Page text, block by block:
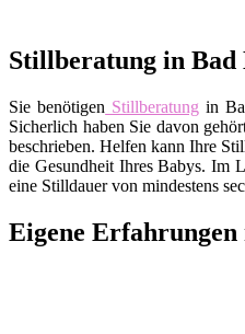
Stillberatung in Bad
Sie benötigen Stillberatung in
Sicherlich haben Sie davon
beschrieben. Helfen kann Ihre
die Gesundheit Ihres Babys. Im
eine Stilldauer von mindestens
Eigene